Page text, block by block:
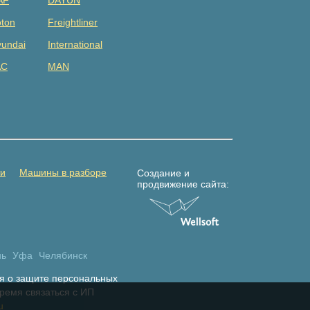
Freightliner
International
MAN
Машины в разборе
Уфа Челябинск
Создание и
продвижение сайта:
о защите персональных
связаться с ИП